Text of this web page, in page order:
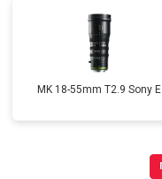
MK 18-55mm T2.9 Sony E